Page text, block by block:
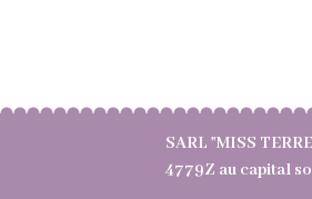
SARL "MISS
4779Z au capital